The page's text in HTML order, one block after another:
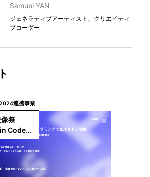
Samuel YAN
ジェネラティブアーティスト、クリエイティ
ブコーダー
連携事業
祭
Code
ブ・アー
ラミング
」